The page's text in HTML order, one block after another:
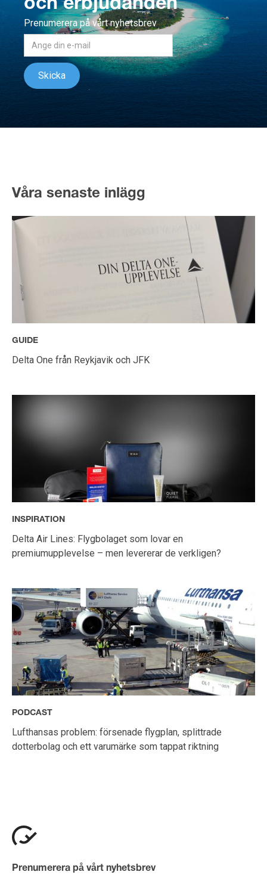
och erbjudanden
Prenumerera på vårt nyhetsbrev
Våra senaste inlägg
GUIDE
Delta One från Reykjavik och JFK
INSPIRATION
Delta Air Lines: Flygbolaget som lovar en
premiumupplevelse – men levererar de verkligen?
PODCAST
Lufthansas problem: försenade flygplan, splittrade
dotterbolag och ett varumärke som tappat riktning
Prenumerera på vårt nyhetsbrev